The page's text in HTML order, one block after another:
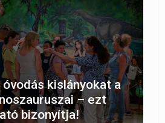
kislányokat a
– ezt
bizonyítja!